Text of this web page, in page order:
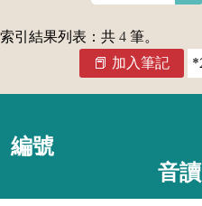
索引結果列表：共 4 筆。
加入筆記
編號
音讀